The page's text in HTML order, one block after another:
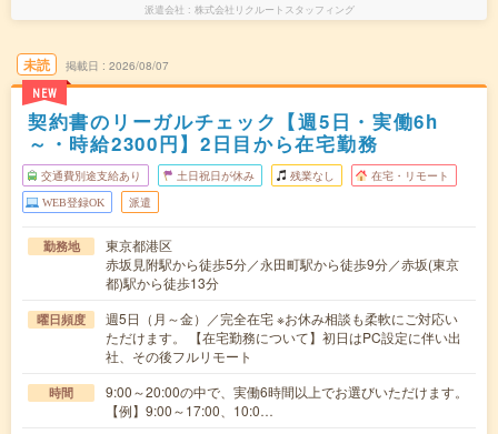
派遣会社 株式会社リクルートスタッフィング
未読
NEW
掲載日 2026/08/07
契約書のリーガルチェック【週5日・実働6h
～・時給2300円】2日目から在宅勤務
交通費別途支給あり 土日祝日が休み 残業なし 在宅・リモート
WEB登録OK 派遣
勤務地
東京都港区
赤坂見附駅から徒歩5分／永田町駅から徒歩9分／赤坂(東京
都)駅から徒歩13分
曜日頻度
週5日（月～金）／完全在宅 ※お休み相談も柔軟にご対応い
ただけます。 【在宅勤務について】初日はPC設定に伴い出
社、その後フルリモート
時間
9:00～20:00の中で、実働6時間以上でお選びいただけます。
【例】9:00～17:00、10:0…